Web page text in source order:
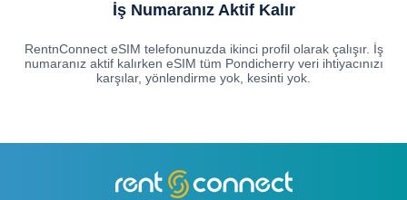
İş Numaranız Aktif Kalır
RentnConnect eSIM telefonunuzda ikinci profil olarak çalışır. İş
numaranız aktif kalırken eSIM tüm Pondicherry veri ihtiyacınızı
karşılar, yönlendirme yok, kesinti yok.